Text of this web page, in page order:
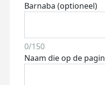
Barnaba (optioneel)
0/150
Naam die op de